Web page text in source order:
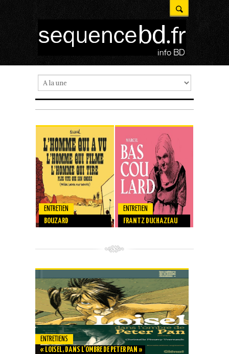
ENTRETIEN
BOUZARD
ENTRETIEN
FRANTZ DUCHAZEAU
ENTRETIENS
« LOISEL, DANS L’OMBRE DE PETER PAN »